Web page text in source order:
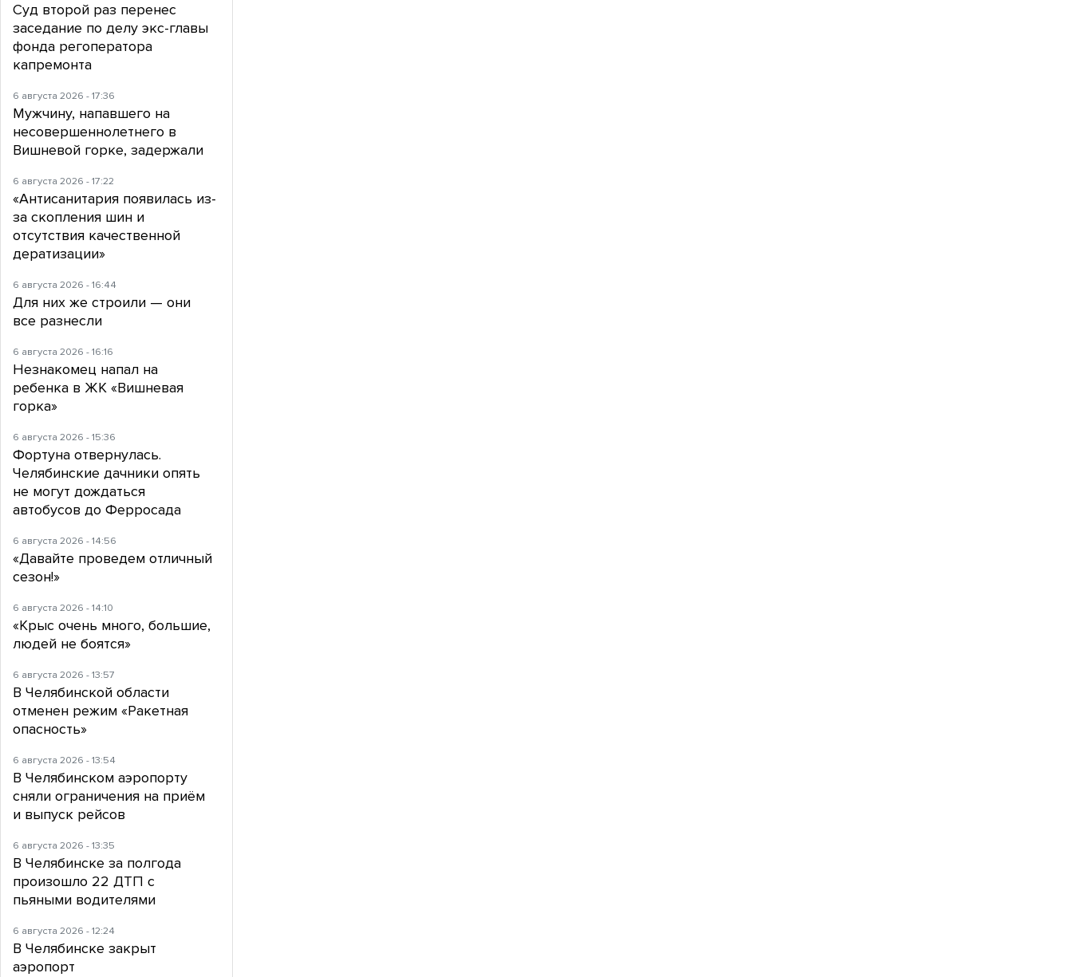
Суд второй раз перенес
заседание по делу экс-главы
фонда регоператора
капремонта
6 августа 2026 - 17:36
Мужчину, напавшего на
несовершеннолетнего в
Вишневой горке, задержали
6 августа 2026 - 17:22
«Антисанитария появилась из-
за скопления шин и
отсутствия качественной
дератизации»
6 августа 2026 - 16:44
Для них же строили — они
все разнесли
6 августа 2026 - 16:16
Незнакомец напал на
ребенка в ЖК «Вишневая
горка»
6 августа 2026 - 15:36
Фортуна отвернулась.
Челябинские дачники опять
не могут дождаться
автобусов до Ферросада
6 августа 2026 - 14:56
«Давайте проведем отличный
сезон!»
6 августа 2026 - 14:10
«Крыс очень много, большие,
людей не боятся»
6 августа 2026 - 13:57
В Челябинской области
отменен режим «Ракетная
опасность»
6 августа 2026 - 13:54
В Челябинском аэропорту
сняли ограничения на приём
и выпуск рейсов
6 августа 2026 - 13:35
В Челябинске за полгода
произошло 22 ДТП с
пьяными водителями
6 августа 2026 - 12:24
В Челябинске закрыт
аэропорт